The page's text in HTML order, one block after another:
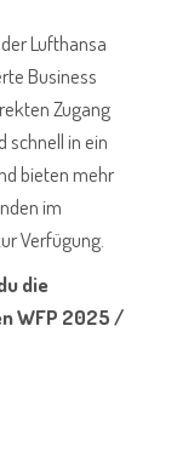
Lufthansa
Business
Zugang
schnell in ein
bieten mehr
im
Verfügung.
die
WFP 2025 /